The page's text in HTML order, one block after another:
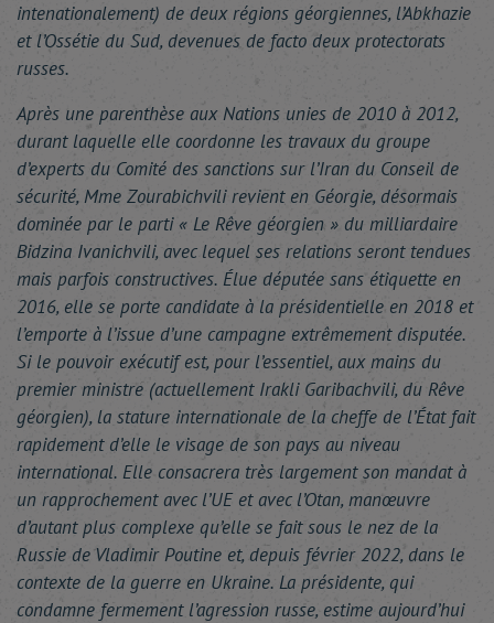
intenationalement) de deux régions géorgiennes, l’Abkhazie
et l’Ossétie du Sud, devenues de facto deux protectorats
russes.
Après une parenthèse aux Nations unies de 2010 à 2012,
durant laquelle elle coordonne les travaux du groupe
d’experts du Comité des sanctions sur l’Iran du Conseil de
sécurité, Mme Zourabichvili revient en Géorgie, désormais
dominée par le parti « Le Rêve géorgien » du milliardaire
Bidzina Ivanichvili, avec lequel ses relations seront tendues
mais parfois constructives. Élue députée sans étiquette en
2016, elle se porte candidate à la présidentielle en 2018 et
l’emporte à l’issue d’une campagne extrêmement disputée.
Si le pouvoir exécutif est, pour l’essentiel, aux mains du
premier ministre (actuellement Irakli Garibachvili, du Rêve
géorgien), la stature internationale de la cheffe de l’État fait
rapidement d’elle le visage de son pays au niveau
international. Elle consacrera très largement son mandat à
un rapprochement avec l’UE et avec l’Otan, manœuvre
d’autant plus complexe qu’elle se fait sous le nez de la
Russie de Vladimir Poutine et, depuis février 2022, dans le
contexte de la guerre en Ukraine. La présidente, qui
condamne fermement l’agression russe, estime aujourd’hui